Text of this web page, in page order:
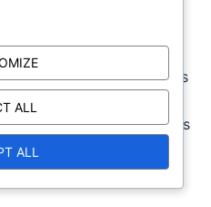
vital para un
el voleibol. Los jugadores
entre sí sobre sus
señales verbales claras
y asegurar que
movimientos.
ALL
ALL